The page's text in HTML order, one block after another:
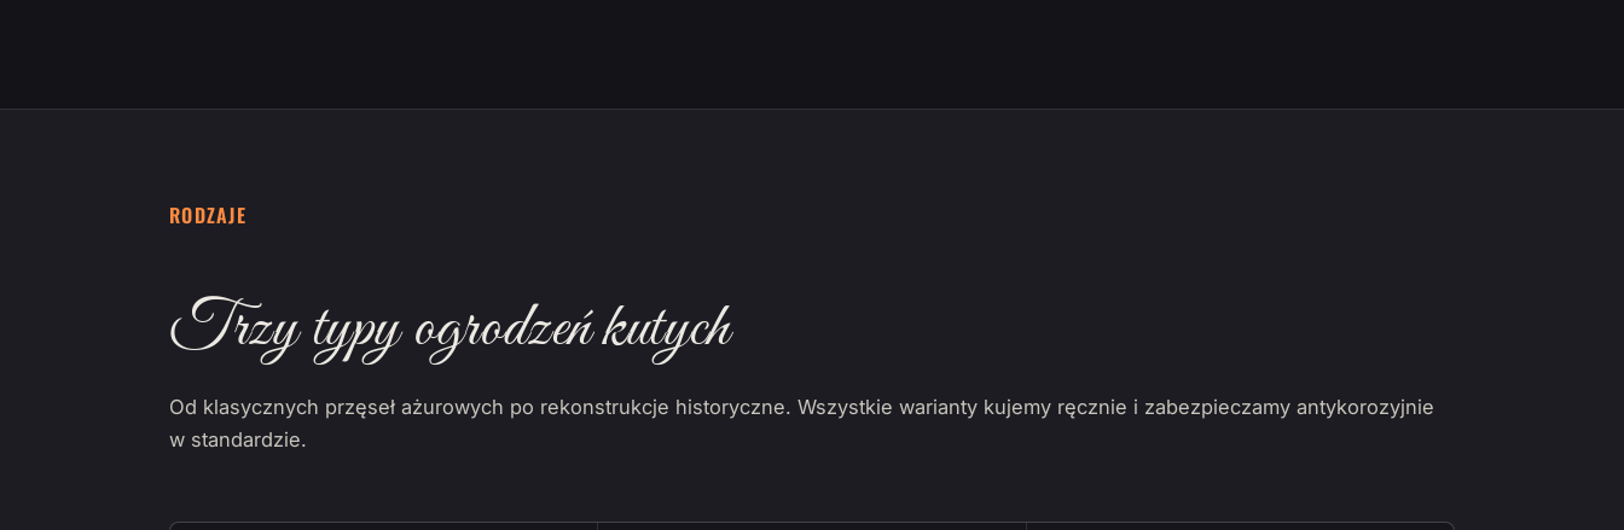
RODZAJE
Trzy typy ogrodzeń kutych
Od klasycznych przęseł ażurowych po rekonstrukcje historyczne. Wszystkie warianty kujemy ręcznie i zabezpieczamy antykorozyjnie
w standardzie.